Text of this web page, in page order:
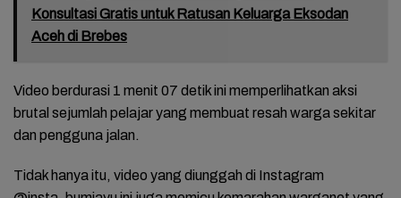
Konsultasi Gratis untuk Ratusan Keluarga Eksodan
Aceh di Brebes
Video berdurasi 1 menit 07 detik ini memperlihatkan aksi
brutal sejumlah pelajar yang membuat resah warga sekitar
dan pengguna jalan.
Tidak hanya itu, video yang diunggah di Instagram